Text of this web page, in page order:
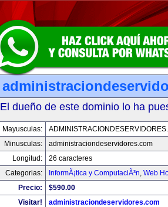
El dueño de este dominio lo ha
Mayusculas:
Minusculas:
administraciondeservidores.com
Longitud:
26 caracteres
Categorias:
InformÃ¡tica y ComputaciÃ³n, Web
Precio:
$590.00
Visitar!
administraciondeservidores.com